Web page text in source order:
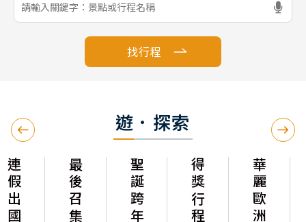
找行程
遊．探索